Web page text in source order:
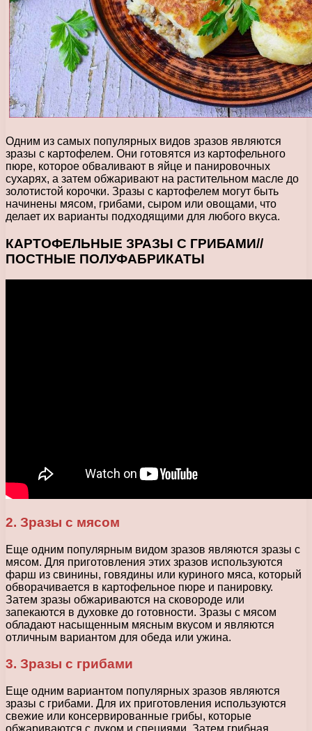
Одним из самых популярных видов зразов являются
зразы с картофелем. Они готовятся из картофельного
пюре, которое обваливают в яйце и панировочных
сухарях, а затем обжаривают на растительном масле до
золотистой корочки. Зразы с картофелем могут быть
начинены мясом, грибами, сыром или овощами, что
делает их варианты подходящими для любого вкуса.
КАРТОФЕЛЬНЫЕ ЗРАЗЫ С ГРИБАМИ//
ПОСТНЫЕ ПОЛУФАБРИКАТЫ
2. Зразы с мясом
Еще одним популярным видом зразов являются зразы с
мясом. Для приготовления этих зразов используются
фарш из свинины, говядины или куриного мяса, который
обворачивается в картофельное пюре и панировку.
Затем зразы обжариваются на сковороде или
запекаются в духовке до готовности. Зразы с мясом
обладают насыщенным мясным вкусом и являются
отличным вариантом для обеда или ужина.
3. Зразы с грибами
Еще одним вариантом популярных зразов являются
зразы с грибами. Для их приготовления используются
свежие или консервированные грибы, которые